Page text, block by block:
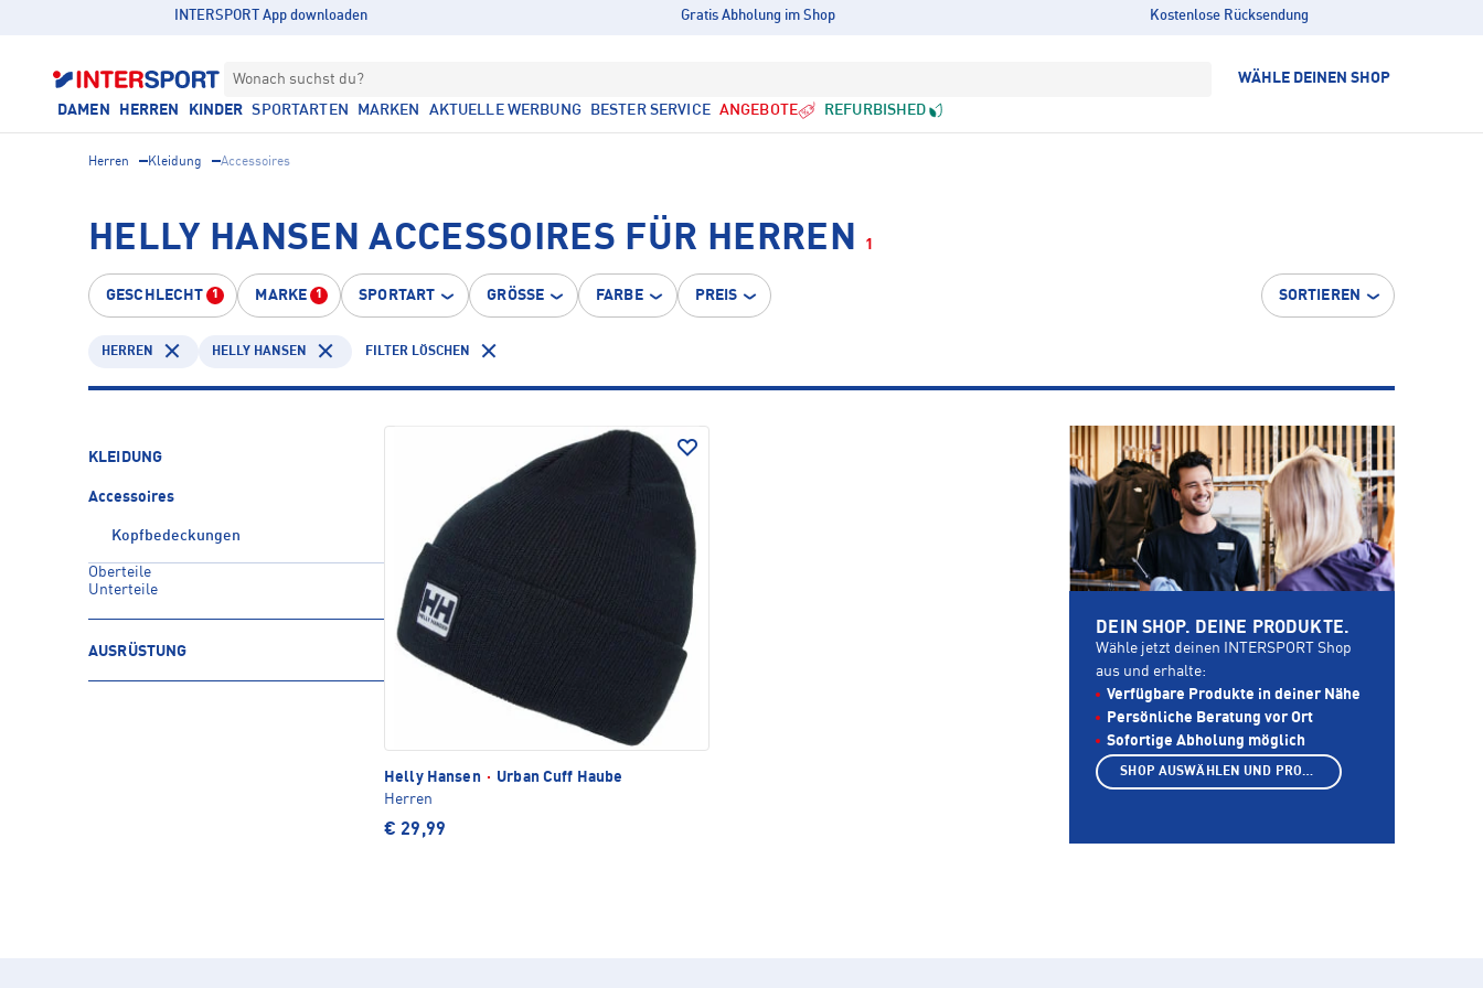
INTERSPORT App downloaden Gratis Abholung im Shop Kostenlose Rücksendung
Wonach suchst du? WÄHLE DEINEN SHOP
DAMEN HERREN KINDER SPORTARTEN MARKEN AKTUELLE WERBUNG BESTER SERVICE ANGEBOTE REFURBISHED
Herren Kleidung Accessoires
HELLY HANSEN ACCESSOIRES FÜR HERREN 1
GESCHLECHT 1 MARKE 1 SPORTART GRÖSSE FARBE PREIS SORTIEREN
HERREN HELLY HANSEN FILTER LÖSCHEN
KLEIDUNG
Accessoires
Kopfbedeckungen
Oberteile
Unterteile
AUSRÜSTUNG
Helly Hansen · Urban Cuff Haube
Herren
€ 29,99
DEIN SHOP. DEINE PRODUKTE.
Wähle jetzt deinen INTERSPORT Shop
aus und erhalte:
Verfügbare Produkte in deiner Nähe
Persönliche Beratung vor Ort
Sofortige Abholung möglich
SHOP AUSWÄHLEN UND PRODUKTE ANZEIGEN